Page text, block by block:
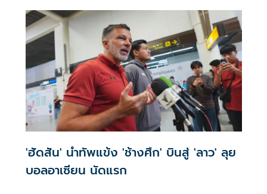
'ฮัดสัน' นำทัพแข้ง 'ช้างศึก' บินสู่ 'ลาว' ลุย
บอลอาเซียน นัดแรก